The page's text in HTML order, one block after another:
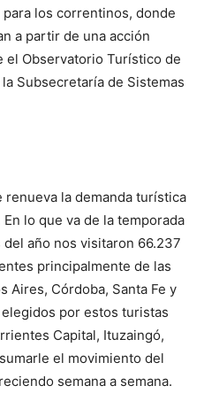
los correntinos, donde
a partir de una acción
el Observatorio Turístico de
Subsecretaría de Sistemas
la demanda turística
lo que va de la temporada
año nos visitaron 66.237
principalmente de las
Aires, Córdoba, Santa Fe y
por estos turistas
Capital, Ituzaingó,
el movimiento del
semana a semana.